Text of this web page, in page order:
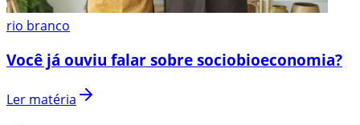
rio branco
Você já ouviu falar sobre sociobioeconomia?
Ler matéria